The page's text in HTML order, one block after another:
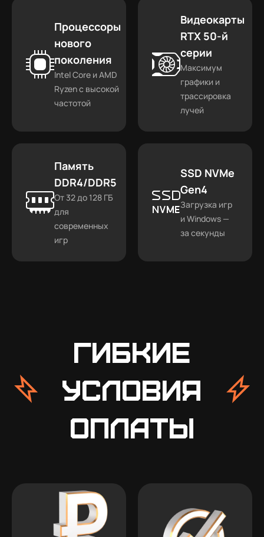
Процессоры
нового
поколения
Intel Core и AMD
Ryzen с высокой
частотой
Видеокарты
RTX 50-й
серии
Максимум
графики и
трассировка
лучей
Память
DDR4/DDR5
От 32 до 128 ГБ
для
современных
игр
SSD NVMe
Gen4
Загрузка игр
и Windows —
за секунды
Гибкие
условия
оплаты